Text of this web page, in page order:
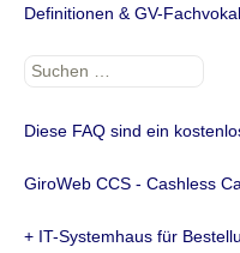
Definitionen & GV-
Suchen
Diese FAQ sind ein
GiroWeb CCS - Cashless
+ IT-Systemhaus für